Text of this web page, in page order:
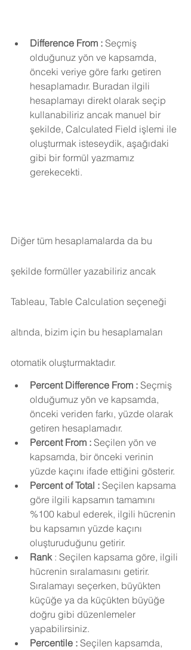
Difference From : Seçmiş
olduğunuz yön ve kapsamda,
önceki veriye göre farkı getiren
hesaplamadır. Buradan ilgili
hesaplamayı direkt olarak seçip
kullanabiliriz ancak manuel bir
şekilde, Calculated Field işlemi ile
oluşturmak isteseydik, aşağıdaki
gibi bir formül yazmamız
gerekecekti.
Diğer tüm hesaplamalarda da bu
şekilde formüller yazabiliriz ancak
Tableau, Table Calculation seçeneği
altında, bizim için bu hesaplamaları
otomatik oluşturmaktadır.
Percent Difference From : Seçmiş
olduğumuz yön ve kapsamda,
önceki veriden farkı, yüzde olarak
getiren hesaplamadır.
Percent From : Seçilen yön ve
kapsamda, bir önceki verinin
yüzde kaçını ifade ettiğini gösterir.
Percent of Total : Seçilen kapsama
göre ilgili kapsamın tamamını
%100 kabul ederek, ilgili hücrenin
bu kapsamın yüzde kaçını
oluşturuduğunu getirir.
Rank : Seçilen kapsama göre, ilgili
hücrenin sıralamasını getirir.
Sıralamayı seçerken, büyükten
küçüğe ya da küçükten büyüğe
doğru gibi düzenlemeler
yapabilirsiniz.
Percentile : Seçilen kapsamda,